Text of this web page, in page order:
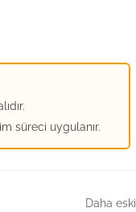
süreci uygulanır.
Daha eski